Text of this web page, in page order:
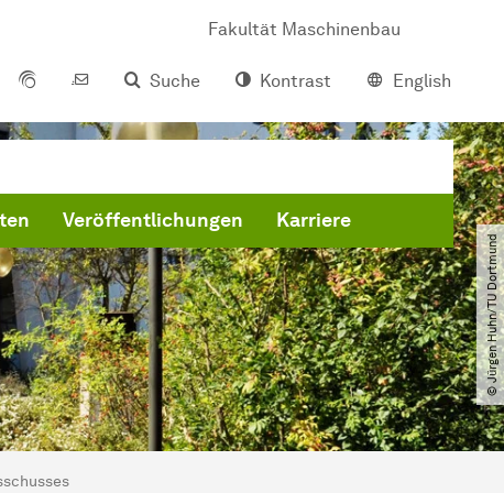
Fakultät Maschinenbau
Suche
Kontrast English
Veröffentlichungen Karriere
© Jürgen Huhn​/​TU Dortmund